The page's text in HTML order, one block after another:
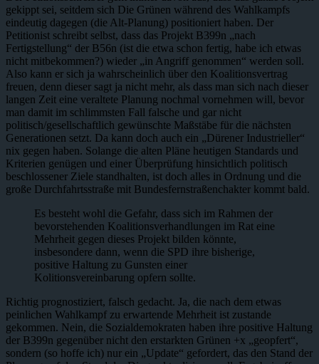
gekippt sei, seitdem sich Die Grünen während des Wahlkampfs
eindeutig dagegen (die Alt-Planung) positioniert haben. Der
Petitionist schreibt selbst, dass das Projekt B399n „nach
Fertigstellung“ der B56n (ist die etwa schon fertig, habe ich etwas
nicht mitbekommen?) wieder „in Angriff genommen“ werden soll.
Also kann er sich ja wahrscheinlich über den Koalitionsvertrag
freuen, denn dieser sagt ja nicht mehr, als dass man sich nach dieser
langen Zeit eine veraltete Planung nochmal vornehmen will, bevor
man damit im schlimmsten Fall falsche und gar nicht
politisch/gesellschaftlich gewünschte Maßstäbe für die nächsten
Generationen setzt. Da kann doch auch ein „Dürener Industrieller“
nix gegen haben. Solange die alten Pläne heutigen Standards und
Kriterien genügen und einer Überprüfung hinsichtlich politisch
beschlossener Ziele standhalten, ist doch alles in Ordnung und die
große Durchfahrtsstraße mit Bundesfernstraßenchakter kommt bald.
Es besteht wohl die Gefahr, dass sich im Rahmen der
bevorstehenden Koalitionsverhandlungen im Rat eine
Mehrheit gegen dieses Projekt bilden könnte,
insbesondere dann, wenn die SPD ihre bisherige,
positive Haltung zu Gunsten einer
Kolitionsvereinbarung opfern sollte.
Richtig prognostiziert, falsch gedacht. Ja, die nach dem etwas
peinlichen Wahlkampf zu erwartende Mehrheit ist zustande
gekommen. Nein, die Sozialdemokraten haben ihre positive Haltung
der B399n gegenüber nicht den erstarkten Grünen +x „geopfert“,
sondern (so hoffe ich) nur ein „Update“ gefordert, das den Stand der